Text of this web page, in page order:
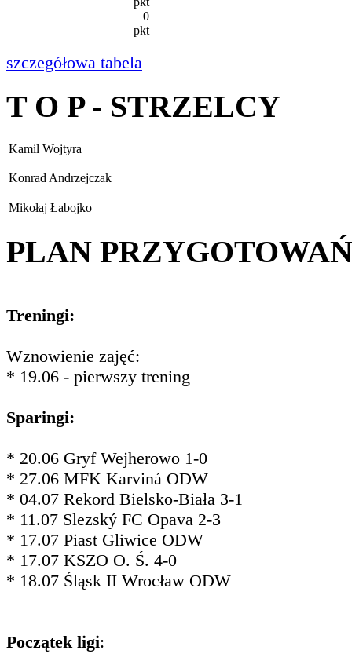
0
pkt
szczegółowa tabela
T O P - STRZELCY
Kamil Wojtyra
Konrad Andrzejczak
Mikołaj Łabojko
PLAN PRZYGOTOWAŃ
Treningi:
Wznowienie zajęć:
* 19.06 - pierwszy trening
Sparingi:
* 20.06 Gryf Wejherowo 1-0
* 27.06 MFK Karviná ODW
* 04.07 Rekord Bielsko-Biała 3-1
* 11.07 Slezský FC Opava 2-3
* 17.07 Piast Gliwice ODW
* 17.07 KSZO O. Ś. 4-0
* 18.07 Śląsk II Wrocław ODW
Początek ligi: